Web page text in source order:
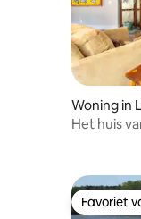
Woning in
Het huis
Favoriet
Favoriet